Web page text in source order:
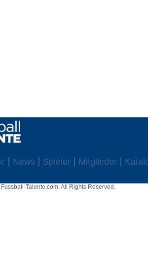
News Spieler Mitglieder
Talente.com. All Rights Reserved.